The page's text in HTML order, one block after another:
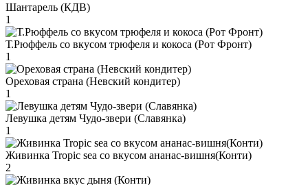
Шантарель (КДВ)
1
Т.Рюффель со вкусом трюфеля и кокоса (Рот Фронт)
1
Ореховая страна (Невский кондитер)
1
Левушка детям Чудо-звери (Славянка)
1
Живинка Tropic sea со вкусом ананас-вишня(Конти)
2